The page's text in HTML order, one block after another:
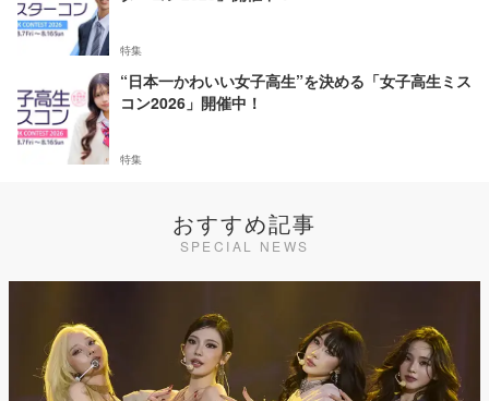
特集
“日本一かわいい女子高生”を決める「女子高生ミス
コン2026」開催中！
特集
おすすめ記事
SPECIAL NEWS